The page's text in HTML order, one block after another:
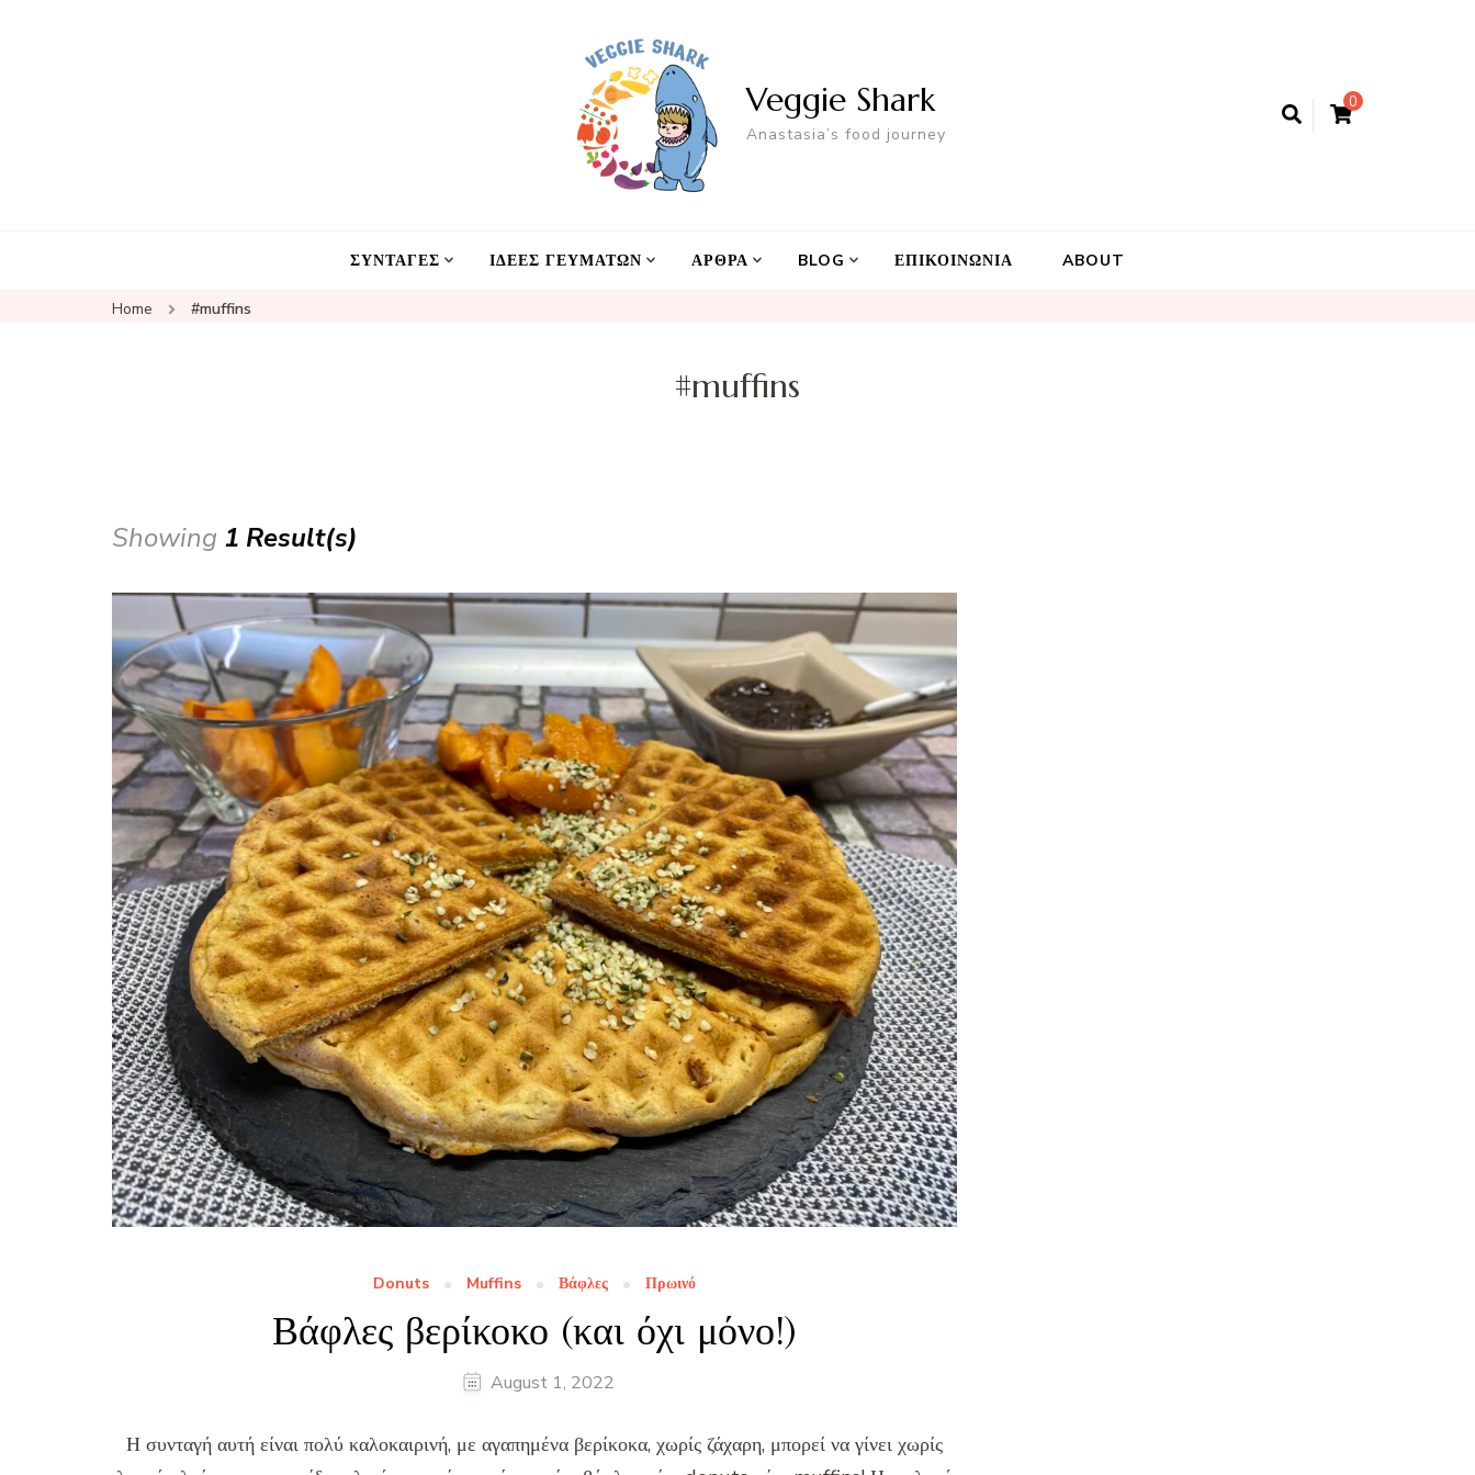
0
Veggie Shark
Anastasia’s food journey
ΣΥΝΤΑΓΕΣ ΙΔΕΕΣ ΓΕΥΜΑΤΩΝ ΑΡΘΡΑ BLOG ΕΠΙΚΟΙΝΩΝΙΑ ABOUT
Home #muffins
#muffins
Showing 1 Result(s)
Donuts Muffins Βάφλες Πρωινό
Βάφλες βερίκοκο (και όχι μόνο!)
August 1, 2022
Η συνταγή αυτή είναι πολύ καλοκαιρινή, με αγαπημένα βερίκοκα, χωρίς ζάχαρη, μπορεί να γίνει χωρίς